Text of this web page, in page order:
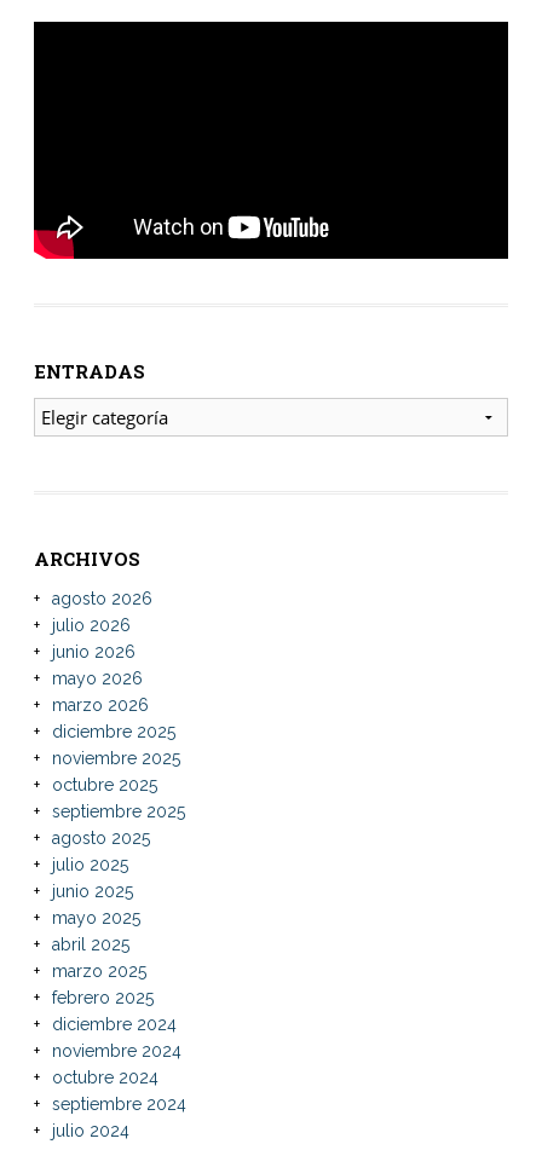
ENTRADAS
ENTRADAS
ARCHIVOS
agosto 2026
julio 2026
junio 2026
mayo 2026
marzo 2026
diciembre 2025
noviembre 2025
octubre 2025
septiembre 2025
agosto 2025
julio 2025
junio 2025
mayo 2025
abril 2025
marzo 2025
febrero 2025
diciembre 2024
noviembre 2024
octubre 2024
septiembre 2024
julio 2024